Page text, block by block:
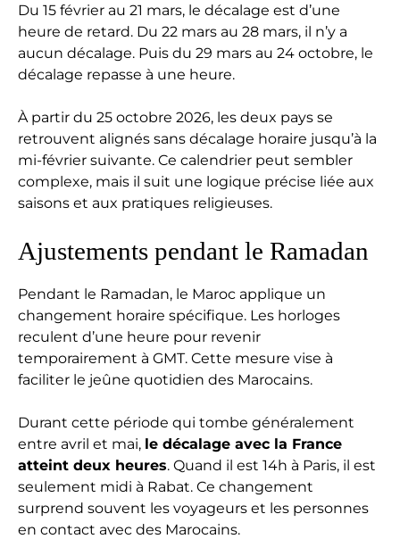
Du 15 février au 21 mars, le décalage est d’une
heure de retard. Du 22 mars au 28 mars, il n’y a
aucun décalage. Puis du 29 mars au 24 octobre, le
décalage repasse à une heure.
À partir du 25 octobre 2026, les deux pays se
retrouvent alignés sans décalage horaire jusqu’à la
mi-février suivante. Ce calendrier peut sembler
complexe, mais il suit une logique précise liée aux
saisons et aux pratiques religieuses.
Ajustements pendant le Ramadan
Pendant le Ramadan, le Maroc applique un
changement horaire spécifique. Les horloges
reculent d’une heure pour revenir
temporairement à GMT. Cette mesure vise à
faciliter le jeûne quotidien des Marocains.
Durant cette période qui tombe généralement
entre avril et mai, le décalage avec la France
atteint deux heures. Quand il est 14h à Paris, il est
seulement midi à Rabat. Ce changement
surprend souvent les voyageurs et les personnes
en contact avec des Marocains.